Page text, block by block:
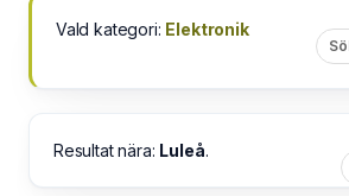
Vald kategori: Elektronik
Resultat nära: Luleå.